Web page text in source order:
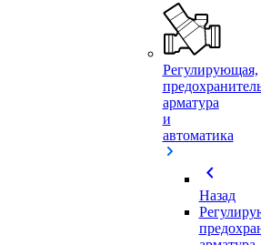
Регулирующая,
арматура
и
автоматика
chevron_left
Назад